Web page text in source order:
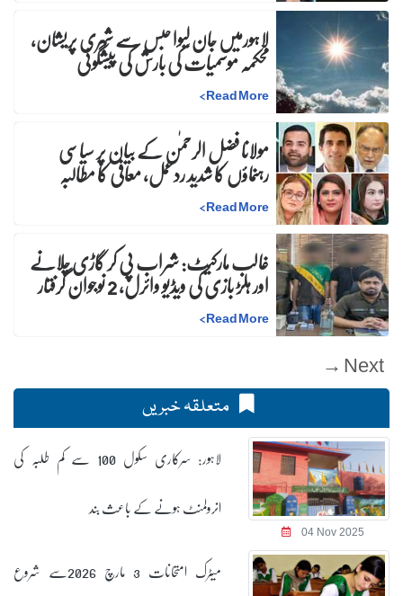
لاہورمیں جان لیوا حبس سے شہری پریشان،
محکمہ موسمیات کی بارش کی پیشگوئی
Read More
>
مولانا فضل الرحمٰن کے بیان پر سیاسی
رہنماؤں کا شدید ردعمل، معافی کا مطالبہ
Read More
>
غالب مارکیٹ: شراب پی کر گاڑی چلانے
اور ہلڑ بازی کی ویڈیو وائرل، 2 نوجوان گرفتار
Read More
>
Next →
متعلقہ خبریں
04 Nov 2025
لاہور: سرکاری سکول 100 سے کم طلبہ کی
انرولمنٹ ہونے کے باعث بند
میٹرک امتحانات 3 مارچ 2026سے شروع